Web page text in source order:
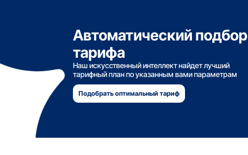
Автоматический подбор
тарифа
Наш искусственный интеллект найдет лучший
тарифный план по указанным вами параметрам
Подобрать оптимальный тариф